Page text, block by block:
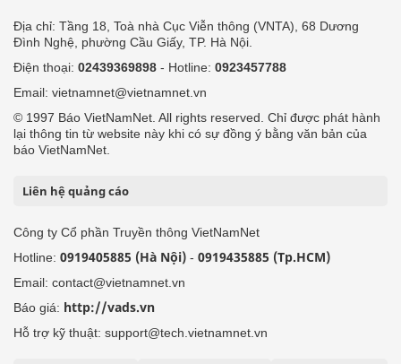
Địa chỉ: Tầng 18, Toà nhà Cục Viễn thông (VNTA), 68 Dương
Đình Nghệ, phường Cầu Giấy, TP. Hà Nội.
Điện thoại: 02439369898 - Hotline: 0923457788
Email: vietnamnet@vietnamnet.vn
© 1997 Báo VietNamNet. All rights reserved. Chỉ được phát hành
lại thông tin từ website này khi có sự đồng ý bằng văn bản của
báo VietNamNet.
Liên hệ quảng cáo
Công ty Cổ phần Truyền thông VietNamNet
Hotline: 0919405885 (Hà Nội) - 0919435885 (Tp.HCM)
Email: contact@vietnamnet.vn
Báo giá: http://vads.vn
Hỗ trợ kỹ thuật: support@tech.vietnamnet.vn